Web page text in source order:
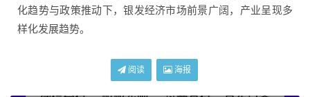
化趋势与政策推动下，银发经济市场前景广阔，产业呈现多
样化发展趋势。
阅读 海报